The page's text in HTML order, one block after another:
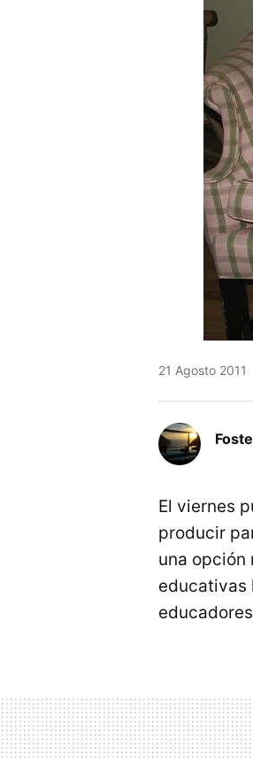
21 Agosto 2011
El viernes
producir
una opción
educativas